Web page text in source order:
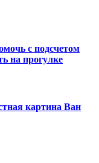
с подсчетом
на прогулке
картина Ван